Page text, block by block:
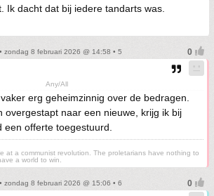
Ik dacht dat bij iedere tandarts was.
• zondag 8 februari 2026 @ 14:58 • 5
Any/All
erg geheimzinnig over de bedragen.
overgestapt naar een nieuwe, krijg ik bij
een offerte toegestuurd.
at a communist revolution. The proletarians have nothing to
a world to win.
• zondag 8 februari 2026 @ 15:06 • 6